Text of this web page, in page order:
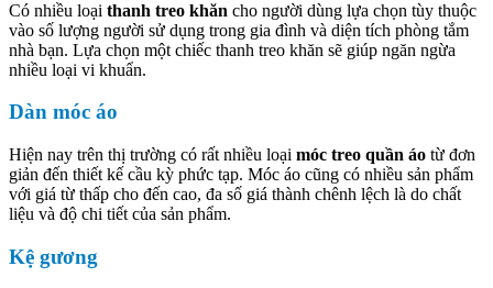
Có nhiều loại thanh treo khăn cho người dùng lựa chọn tùy thuộc
vào số lượng người sử dụng trong gia đình và diện tích phòng tắm
nhà bạn. Lựa chọn một chiếc thanh treo khăn sẽ giúp ngăn ngừa
nhiều loại vi khuẩn.
Dàn móc áo
Hiện nay trên thị trường có rất nhiều loại móc treo quần áo từ đơn
giản đến thiết kế cầu kỳ phức tạp. Móc áo cũng có nhiều sản phẩm
với giá từ thấp cho đến cao, đa số giá thành chênh lệch là do chất
liệu và độ chi tiết của sản phẩm.
Kệ gương